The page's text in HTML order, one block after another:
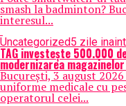
smash la badminton?
interesul...
Uncategorized5 zile
TAG investește 500.000
modernizarea
București, 3 august
uniforme medicale cu
operatorul celei...